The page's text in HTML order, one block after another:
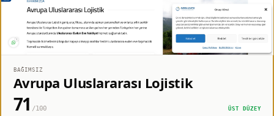
BAĞIMSIZ
Avrupa Uluslararası Lojistik
71 /100
ÜST DÜZEY